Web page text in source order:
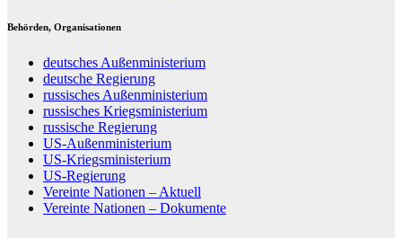
Behörden, Organisationen
deutsches Außenministerium
deutsche Regierung
russisches Außenministerium
russisches Kriegsministerium
russische Regierung
US-Außenministerium
US-Kriegsministerium
US-Regierung
Vereinte Nationen – Aktuell
Vereinte Nationen – Dokumente